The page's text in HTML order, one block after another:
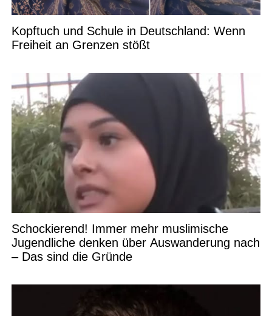
Kopftuch und Schule in Deutschland: Wenn
Freiheit an Grenzen stößt
Schockierend! Immer mehr muslimische
Jugendliche denken über Auswanderung nach
– Das sind die Gründe